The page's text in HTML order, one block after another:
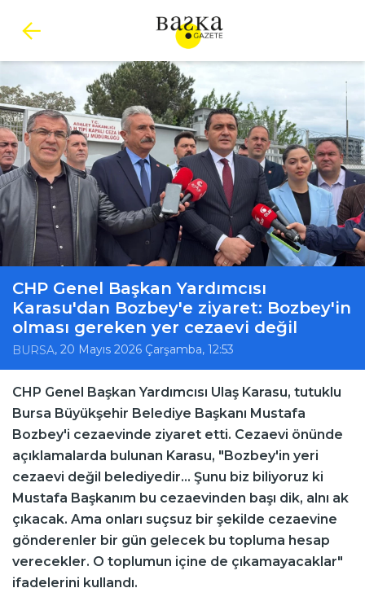
CHP Genel Başkan Yardımcısı
Karasu'dan Bozbey'e ziyaret: Bozbey'in
olması gereken yer cezaevi değil
BURSA, 20 Mayıs 2026 Çarşamba, 12:53
CHP Genel Başkan Yardımcısı Ulaş Karasu, tutuklu
Bursa Büyükşehir Belediye Başkanı Mustafa
Bozbey'i cezaevinde ziyaret etti. Cezaevi önünde
açıklamalarda bulunan Karasu, "Bozbey'in yeri
cezaevi değil belediyedir... Şunu biz biliyoruz ki
Mustafa Başkanım bu cezaevinden başı dik, alnı ak
çıkacak. Ama onları suçsuz bir şekilde cezaevine
gönderenler bir gün gelecek bu topluma hesap
verecekler. O toplumun içine de çıkamayacaklar"
ifadelerini kullandı.